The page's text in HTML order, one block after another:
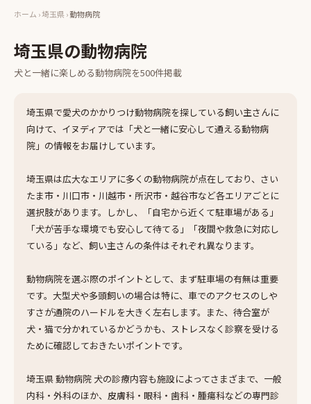
ホーム ›埼玉県›動物病院
埼玉県の動物病院
犬と一緒に楽しめる動物病院を500件掲載
埼玉県で愛犬のかかりつけ動物病院を探している飼い主さんに
向けて、イヌディアでは「犬と一緒に安心して通える動物病
院」の情報をお届けしています。
埼玉県は広大なエリアに多くの動物病院が点在しており、さい
たま市・川口市・川越市・所沢市・越谷市など各エリアごとに
選択肢があります。しかし、「自宅から近くて駐車場がある」
「犬が苦手な環境でも安心して待てる」「夜間や救急に対応し
ている」など、飼い主さんの条件はそれぞれ異なります。
動物病院を選ぶ際のポイントとして、まず駐車場の有無は重要
です。大型犬や多頭飼いの場合は特に、車でのアクセスのしや
すさが通院のハードルを大きく左右します。また、待合室が
犬・猫で分かれているかどうかも、ストレスなく診察を受ける
ために確認しておきたいポイントです。
埼玉県 動物病院 犬の診療内容も施設によってさまざまで、一般
内科・外科のほか、皮膚科・眼科・歯科・腫瘍科などの専門診